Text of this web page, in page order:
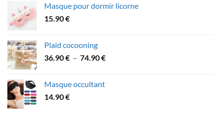
14.90 €
Masque pour dormir licorne
15.90€
Plaid cocooning
36.90€ – 74.90€Plage
Masque occultant
14.90€